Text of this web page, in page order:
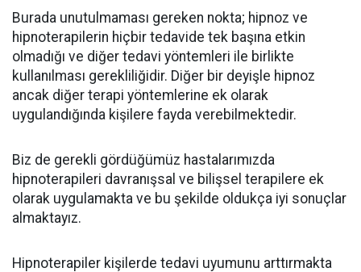
Burada unutulmaması gereken nokta; hipnoz ve
hipnoterapilerin hiçbir tedavide tek başına etkin
olmadığı ve diğer tedavi yöntemleri ile birlikte
kullanılması gerekliliğidir. Diğer bir deyişle hipnoz
ancak diğer terapi yöntemlerine ek olarak
uygulandığında kişilere fayda verebilmektedir.
Biz de gerekli gördüğümüz hastalarımızda
hipnoterapileri davranışsal ve bilişsel terapilere ek
olarak uygulamakta ve bu şekilde oldukça iyi sonuçlar
almaktayız.
Hipnoterapiler kişilerde tedavi uyumunu arttırmakta